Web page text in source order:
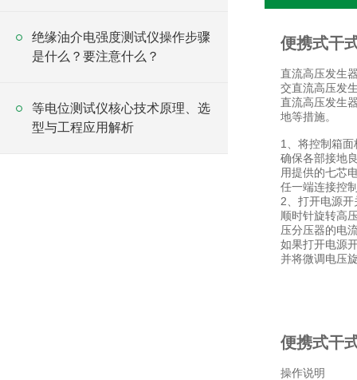
绝缘油介电强度测试仪操作步骤
是什么？要注意什么？
等电位测试仪核心技术原理、选
型与工程应用解析
便携式干
直流高压发生
交直流高压发
直流高压发生
地等措施。
1、将控制箱
确保各部接地
用提供的七芯
任一端连接控
2、打开电源
顺时针旋转高
压分压器的电
如果打开电源
并将微调电压
便携式干
操作说明